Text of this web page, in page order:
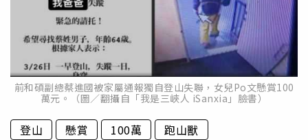
前和碩副總蔡進國被家屬通報獨自登山失聯，女兒Po文懸賞100
萬元。（圖／翻攝自「我是三峽人 iSanxia」臉書）
登山 懸賞 100萬 跑山獸